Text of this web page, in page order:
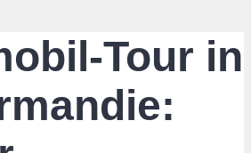
Tour in